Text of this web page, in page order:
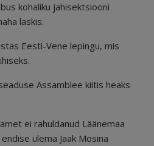
kohaliku jahisektsiooni
laskis.
Eesti-Vene lepingu, mis
Assamblee kiitis heaks
ei rahuldanud Läänemaa
ülema Jaak Mosina